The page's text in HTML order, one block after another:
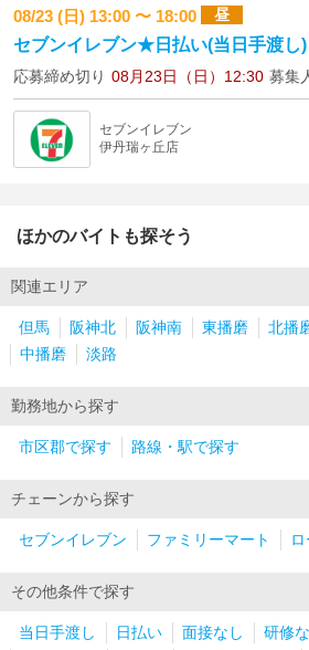
08/23 (日) 13:00 〜 18:00 昼
セブンイレブン★日払い(当日手渡し
応募締め切り 08月23日（日）12:30 募集
セブンイレブン
伊丹瑞ヶ丘店
ほかのバイトも探そう
関連エリア
但馬 阪神北 阪神南 東播磨 北播
中播磨
淡路
勤務地から探す
市区郡で探す 路線・駅で探す
チェーンから探す
セブンイレブン ファミリーマート
その他条件で探す
当日手渡し 日払い 面接なし 研修